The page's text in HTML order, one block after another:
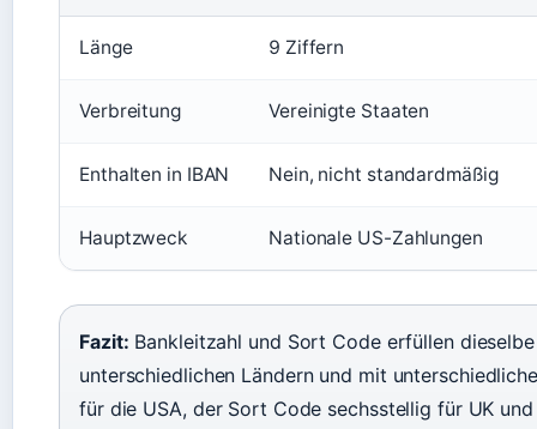
Länge 9 Ziffern
Verbreitung Vereinigte Staaten
Enthalten in IBAN Nein, nicht standardmäßig
Hauptzweck Nationale US-Zahlungen
Fazit: Bankleitzahl und Sort Code erfüllen
unterschiedlichen Ländern und mit
für die USA, der Sort Code sechsstellig für UK